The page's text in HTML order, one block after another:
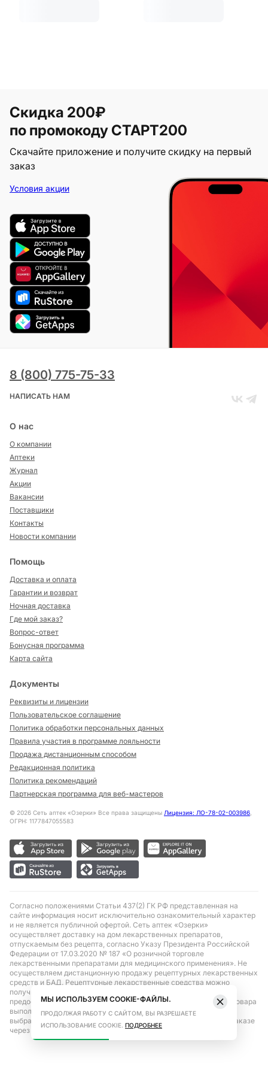
Скидка 200₽
по промокоду СТАРТ200
Скачайте приложение и получите скидку на первый
заказ
Условия акции
8 (800) 775-75-33
НАПИСАТЬ НАМ
О нас
О компании
Аптеки
Журнал
Акции
Вакансии
Поставщики
Контакты
Новости компании
Помощь
Доставка и оплата
Гарантии и возврат
Ночная доставка
Где мой заказ?
Вопрос-ответ
Бонусная программа
Карта сайта
Документы
Реквизиты и лицензии
Пользовательское соглашение
Политика обработки персональных данных
Правила участия в программе лояльности
Продажа дистанционным способом
Редакционная политика
Политика рекомендаций
Партнерская программа для веб-мастеров
© 2026 Сеть аптек «Озерки» Все права защищены Лицензия: ЛО-78-02-003986,
ОГРН: 1177847055583
Согласно положениями Статьи 437(2) ГК РФ представленная на
сайте информация носит исключительно ознакомительный характер
и не является публичной офертой. Сеть аптек «Озерки»
осуществляет доставку на дом лекарственных препаратов,
отпускаемым без рецепта, согласно Указу Президента Российской
Федерации от 17.03.2020 № 187 «О розничной торговле
лекарственными препаратами для медицинского применения». Не
осуществляем дистанционную продажу рецептурных лекарственных
средств и БАД. Рецептурные лекарственные средства можно
получить только при помощи самовывоза в аптеке при
предоставлении рецепта, выписанного врачом. Бронирование товара
выполняется при условиях последующего выкупа заказа в
выбранном аптечном пункте. Цена действительна только при заказе
через сайт.
МЫ ИСПОЛЬЗУЕМ COOKIE-ФАЙЛЫ.
ПРОДОЛЖАЯ РАБОТУ С САЙТОМ, ВЫ РАЗРЕШАЕТЕ
ИСПОЛЬЗОВАНИЕ COOKIE. ПОДРОБНЕЕ